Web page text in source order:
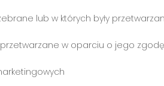
lub w których były
przetwarzane w oparciu o jego zgodę